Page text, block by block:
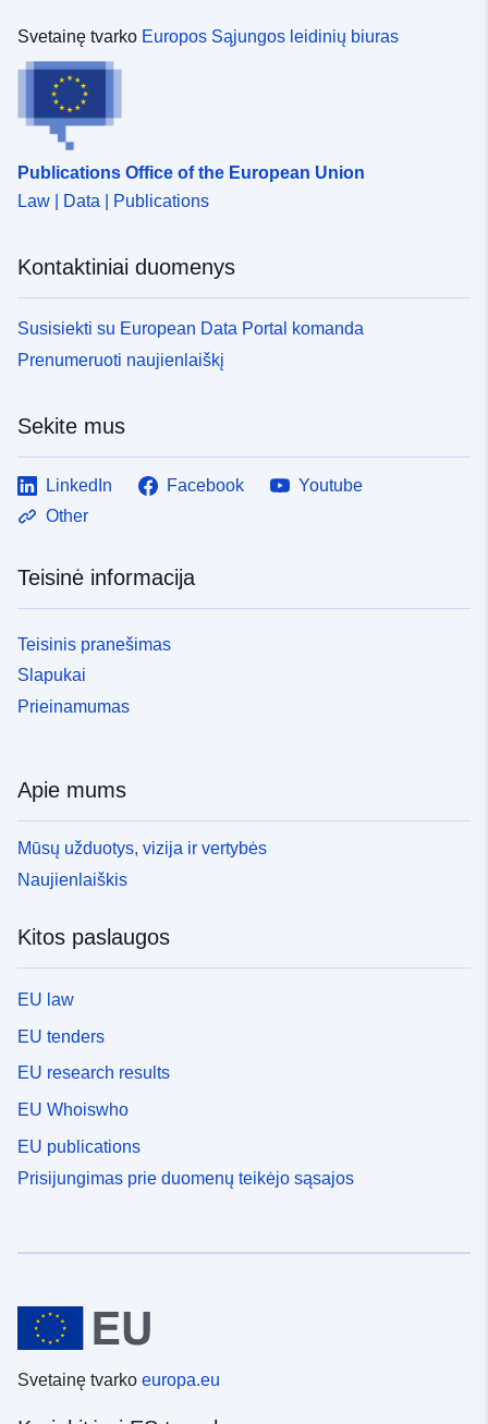
Svetainę tvarko Europos Sąjungos leidinių biuras
Publications Office of the European Union
Law | Data | Publications
Kontaktiniai duomenys
Susisiekti su European Data Portal komanda
Prenumeruoti naujienlaiškį
Sekite mus
LinkedIn Facebook
Youtube
Other
Teisinė informacija
Teisinis pranešimas
Slapukai
Prieinamumas
Apie mums
Mūsų užduotys, vizija ir vertybės
Naujienlaiškis
Kitos paslaugos
EU law
EU tenders
EU research results
EU Whoiswho
EU publications
Prisijungimas prie duomenų teikėjo sąsajos
Svetainę tvarko europa.eu